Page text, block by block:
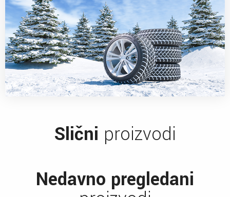
Slični proizvodi
Nedavno pregledani